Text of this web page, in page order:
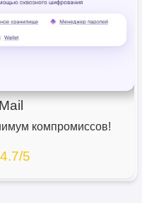
компромиссов!
5